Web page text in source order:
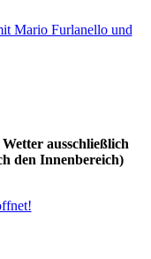
Mario Furlanello und
ausschließlich
den Innenbereich)